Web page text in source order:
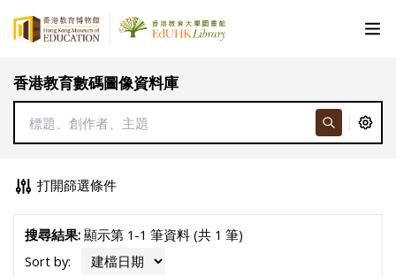
香港教育數碼圖像資料庫
打開篩選條件
搜尋結果:顯示第 1-1 筆資料 (共 1 筆)
Sort by: